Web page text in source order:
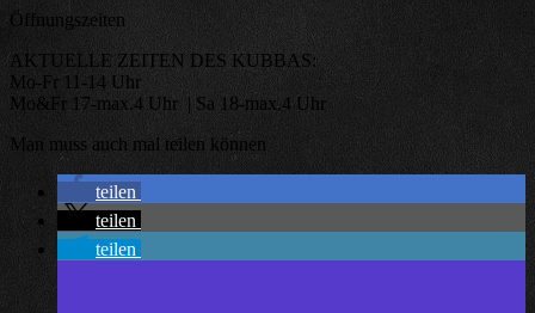
Öffnungszeiten
AKTUELLE ZEITEN DES KUBBAS:
Mo-Fr 11-14 Uhr
Mo&Fr 17-max.4 Uhr | Sa 18-max.4 Uhr
Man muss auch mal teilen können
teilen
teilen
teilen